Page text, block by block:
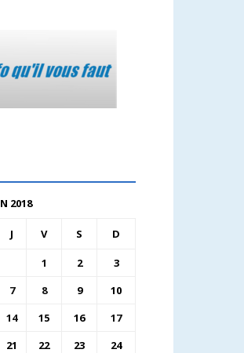
2018
J V S D
1 2
3
7 8 9
10
14 15 16
17
21 22 23
24